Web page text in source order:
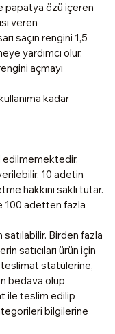
papatya özü içeren
veren
saçın rengini 1,5
yardımcı olur.
açmayı
kadar
edilmemektedir.
10 adetin
hakkını saklı tutar.
100 adetten fazla
satılabilir. Birden fazla
satıcıları ürün için
teslimat statülerine,
bedava olup
ile teslim edilip
bilgilerine